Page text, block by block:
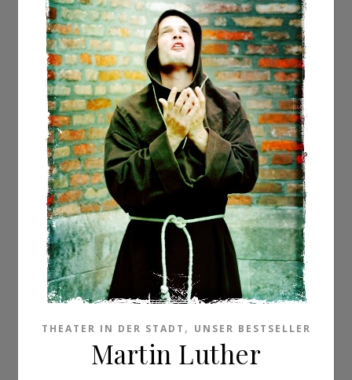
THEATER IN DER STADT , UNSER BESTSELLER
Martin Luther